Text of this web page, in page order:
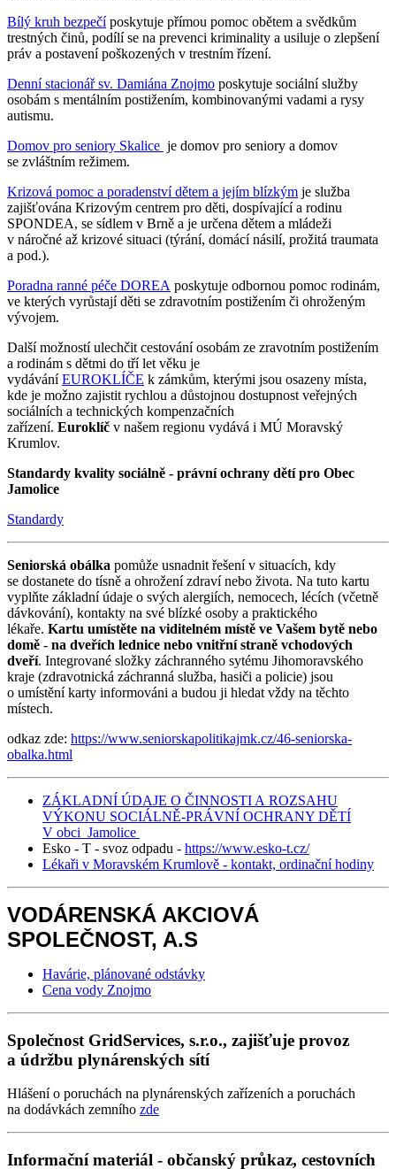
Bílý kruh bezpečíposkytuje přímou pomoc obětem a svědkům
trestných činů, podílí se na prevenci kriminality a usiluje o zlepšení
práv a postavení poškozených v trestním řízení.
Denní stacionář sv. Damiána Znojmo poskytuje sociální služby
osobám s mentálním postižením, kombinovanými vadami a rysy
autismu.
Domov pro seniory Skalice je domov pro seniory a domov
se zvláštním režimem.
Krizová pomoc a poradenství dětem a jejím blízkým je služba
zajišťována Krizovým centrem pro děti, dospívající a rodinu
SPONDEA, se sídlem v Brně a je určena dětem a mládeži
v náročné až krizové situaci (týrání, domácí násilí, prožitá traumata
a pod.).
Poradna ranné péče DOREA poskytuje odbornou pomoc rodinám,
ve kterých vyrůstají děti se zdravotním postižením či ohroženým
vývojem.
Další možností ulechčit cestování osobám ze zravotním postižením
a rodinám s dětmi do tří let věku je
vydáváníEUROKLÍČE k zámkům, kterými jsou osazeny místa,
kde je možno zajistit rychlou a důstojnou dostupnost veřejných
sociálních a technických kompenzačních
zařízení. Euroklíč v našem regionu vydává i MÚ Moravský
Krumlov.
Standardy kvality sociálně - právní ochrany dětí pro Obec
Jamolice
Standardy
Seniorská obálka pomůže usnadnit řešení v situacích, kdy
se dostanete do tísně a ohrožení zdraví nebo života. Na tuto kartu
vyplňte základní údaje o svých alergiích, nemocech, lécích (včetně
dávkování), kontakty na své blízké osoby a praktického
lékaře. Kartu umístěte na viditelném místě ve Vašem bytě nebo
domě - na dveřích lednice nebo vnitřní straně vchodových
dveří. Integrované složky záchranného sytému Jihomoravského
kraje (zdravotnická záchranná služba, hasiči a policie) jsou
o umístění karty informováni a budou ji hledat vždy na těchto
místech.
odkaz zde: https://www.seniorskapolitikajmk.cz/46-seniorska-
obalka.html
ZÁKLADNÍ ÚDAJE O ČINNOSTI A ROZSAHU
VÝKONU SOCIÁLNĚ-PRÁVNÍ OCHRANY DĚTÍ
V obci Jamolice
Esko - T - svoz odpadu - https://www.esko-t.cz/
Lékaři v Moravském Krumlově - kontakt, ordinační hodiny
VODÁRENSKÁ AKCIOVÁ
SPOLEČNOST, A.S
Havárie, plánované odstávky
Cena vody Znojmo
Společnost GridServices, s.r.o., zajišťuje provoz
a údržbu plynárenských sítí
Hlášení o poruchách na plynárenských zařízeních a poruchách
na dodávkách zemního zde
Informační materiál - občanský průkaz, cestovních